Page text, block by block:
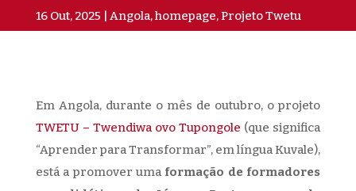
16 Out, 2025 Angola,homepage,Projeto Twetu
Em Angola, durante o mês de outubro, o projeto
TWETU – Twendiwa ovo Tupongole (que significa
“Aprender para Transformar”, em língua Kuvale),
está a promover uma formação de formadores